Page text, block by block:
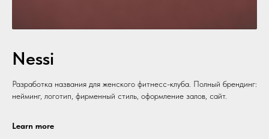
Nessi
Разработка названия для женского фитнесс-клуба. Полный брендинг:
нейминг, логотип, фирменный стиль, оформление залов, сайт.
Learn more